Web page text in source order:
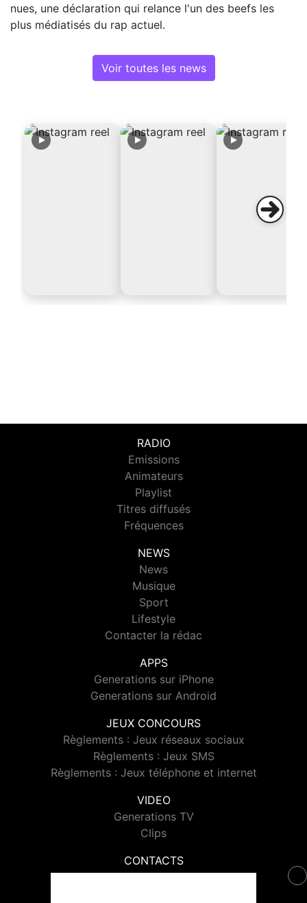
nues, une déclaration qui relance l'un des beefs les
plus médiatisés du rap actuel.
Voir toutes les news
RADIO
Emissions
Animateurs
Playlist
Titres diffusés
Fréquences
NEWS
News
Musique
Sport
Lifestyle
Contacter la rédac
APPS
Generations sur iPhone
Generations sur Android
JEUX CONCOURS
Règlements : Jeux réseaux sociaux
Règlements : Jeux SMS
Règlements : Jeux téléphone et internet
VIDEO
Generations TV
Clips
CONTACTS
Contacter Generations